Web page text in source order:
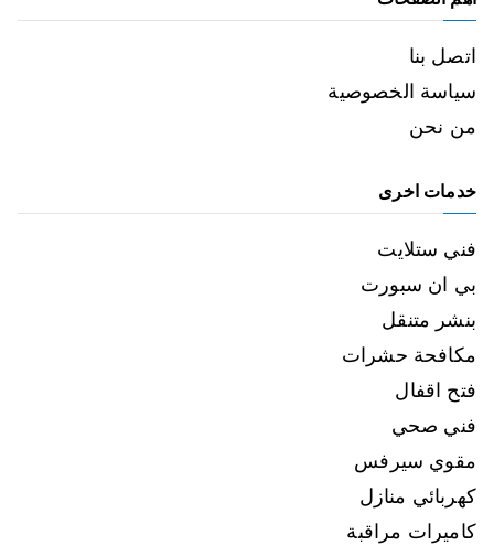
اتصل بنا
سياسة الخصوصية
من نحن
خدمات اخرى
فني ستلايت
بي ان سبورت
بنشر متنقل
مكافحة حشرات
فتح اقفال
فني صحي
مقوي سيرفس
كهربائي منازل
كاميرات مراقبة